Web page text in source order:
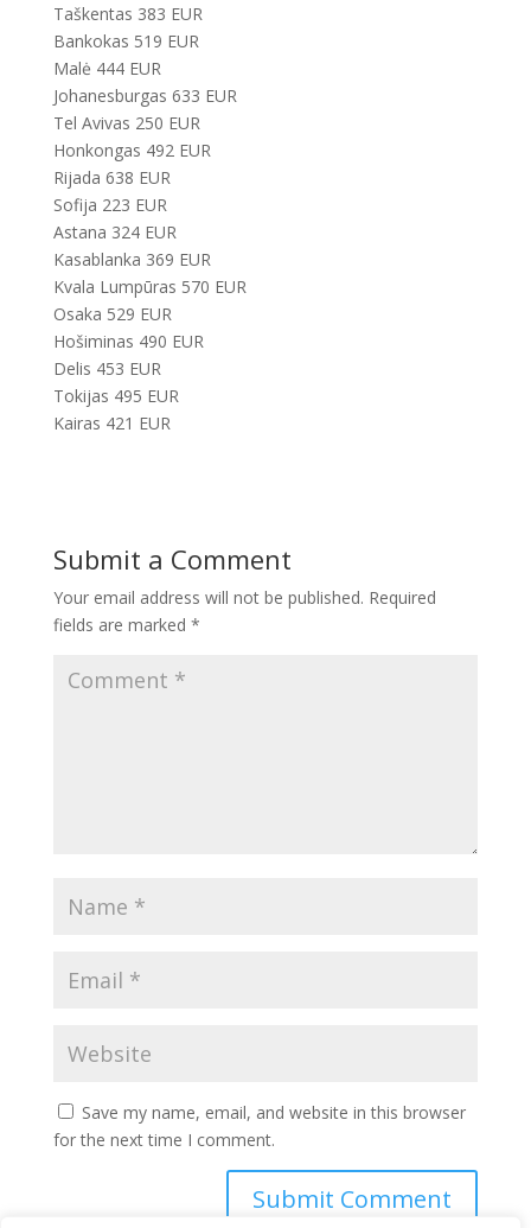
Taškentas 383 EUR
Bankokas 519 EUR
Malė 444 EUR
Johanesburgas 633 EUR
Tel Avivas 250 EUR
Honkongas 492 EUR
Rijada 638 EUR
Sofija 223 EUR
Astana 324 EUR
Kasablanka 369 EUR
Kvala Lumpūras 570 EUR
Osaka 529 EUR
Hošiminas 490 EUR
Delis 453 EUR
Tokijas 495 EUR
Kairas 421 EUR
Submit a Comment
Your email address will not be published. Required
fields are marked *
Save my name, email, and website in this browser
for the next time I comment.